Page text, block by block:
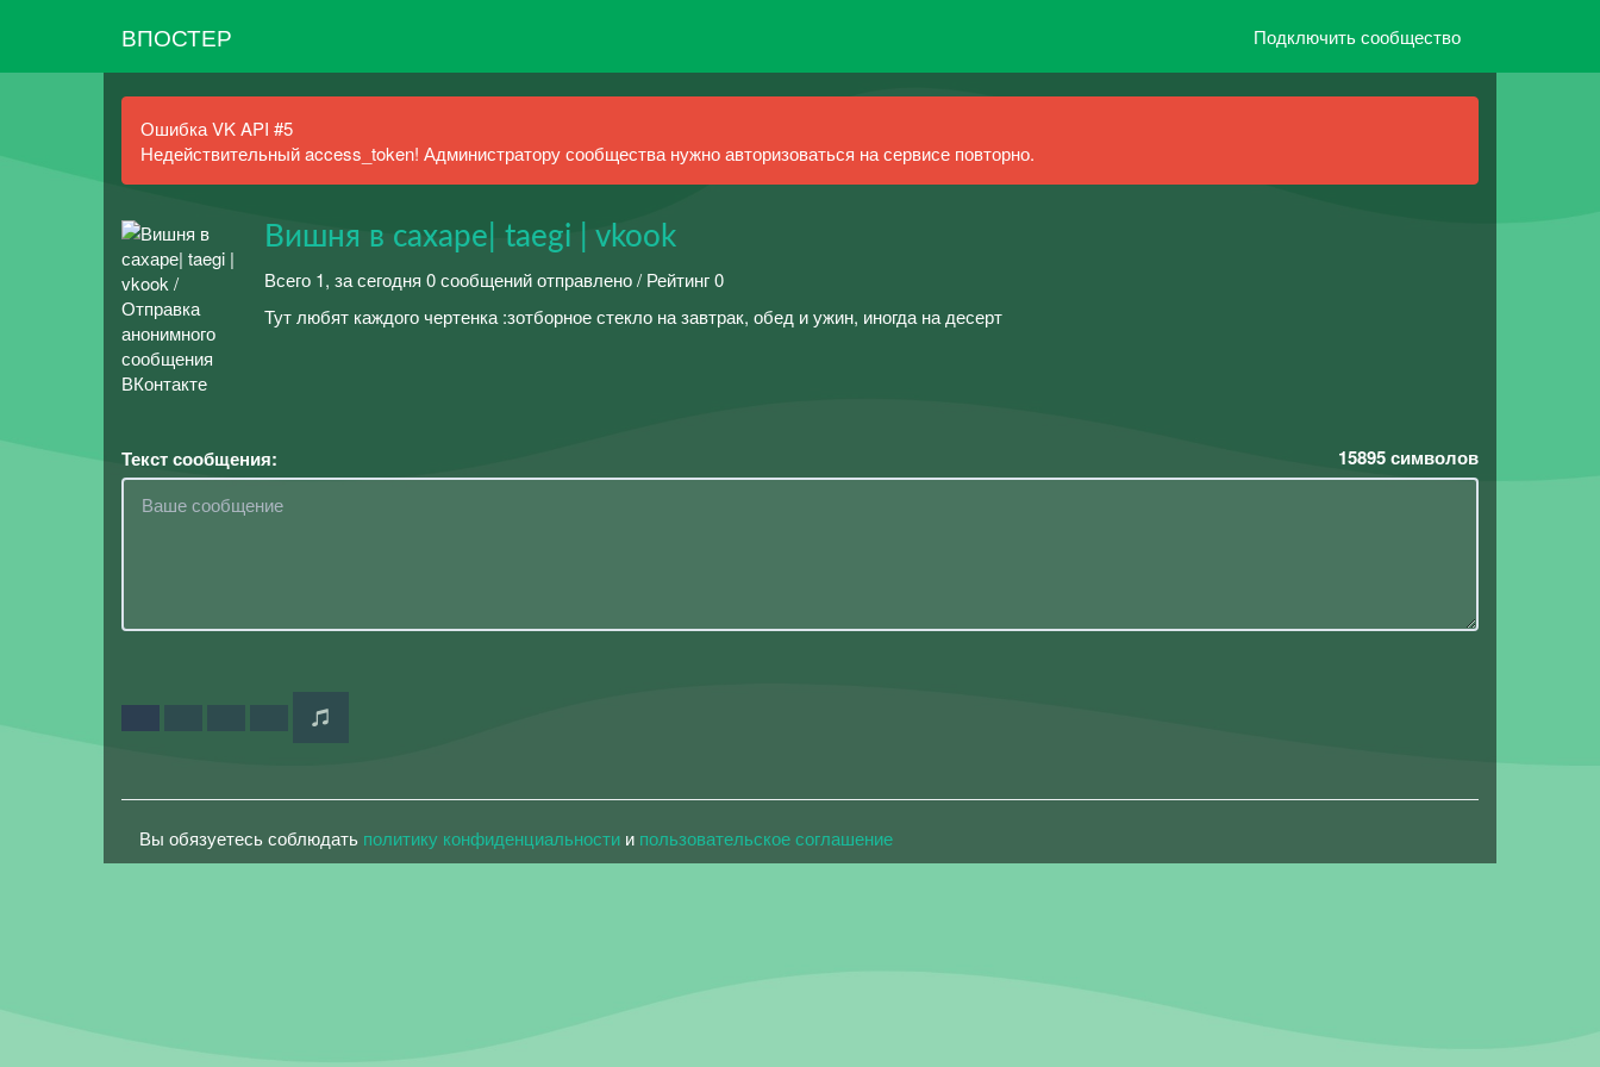
ВПОСТЕР Подключить сообщество
Ошибка VK API #5
Недействительный access_token! Администратору сообщества нужно авторизоваться на сервисе повторно.
Вишня в сахаре| taegi | vkook
Всего 1, за сегодня 0 сообщений отправлено / Рейтинг 0
Тут любят каждого чертенка :зотборное стекло на завтрак, обед и ужин, иногда на десерт
Текст сообщения: 15895символов
Вы обязуетесь соблюдать политику конфиденциальности и пользовательское соглашение